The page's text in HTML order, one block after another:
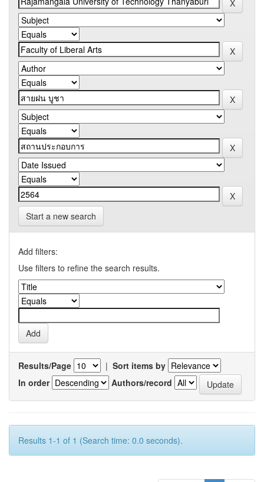
Start a new search
Add filters:
Use filters to refine the search results.
Results/Page | Sort items by
In order
Authors/record
Results 1-1 of 1 (Search time: 0.0 seconds).